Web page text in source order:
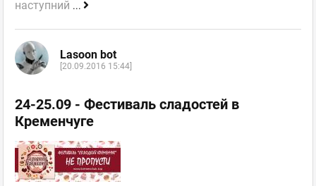
наступний ...
Lasoon bot
[20.09.2016 15:44]
24-25.09 - Фестиваль сладостей в
Кременчуге